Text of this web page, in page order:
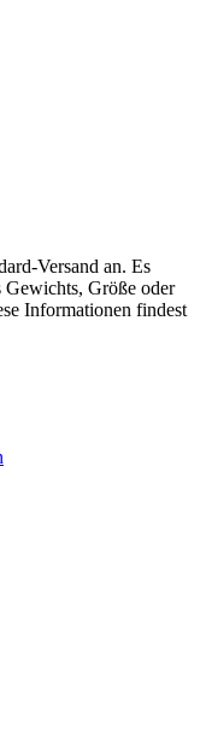
Versand an. Es
Größe oder
Informationen findest